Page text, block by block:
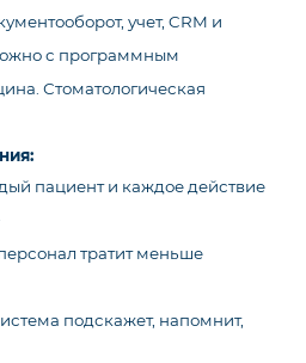
учет, CRM и
с программным
Стоматологическая
пациент и каждое действие
тратит меньше
подскажет, напомнит,